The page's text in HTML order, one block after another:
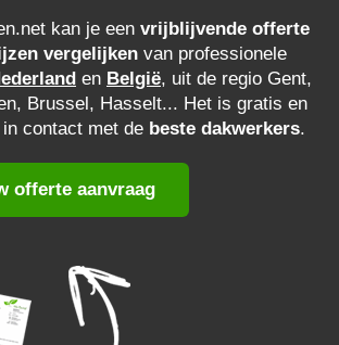
kan je een vrijblijvende offerte
vergelijken van professionele
en België, uit de regio Gent,
Brussel, Hasselt... Het is gratis en
contact met de beste dakwerkers.
offerte aanvraag